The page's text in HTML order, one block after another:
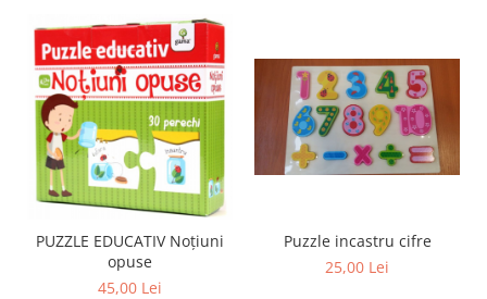
PUZZLE EDUCATIV Noțiuni
opuse
45,00 Lei
Puzzle incastru cifre
25,00 Lei